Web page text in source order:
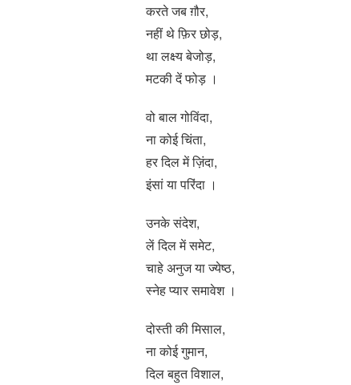
करते जब ग़ौर,
नहीं थे फ़िर छोड़,
था लक्ष्य बेजोड़,
मटकी दें फोड़ ।
वो बाल गोविंदा,
ना कोई चिंता,
हर दिल में ज़िंदा,
इंसां या परिंदा ।
उनके संदेश,
लें दिल में समेट,
चाहे अनुज या ज्येष्ठ,
स्नेह प्यार समावेश ।
दोस्ती की मिसाल,
ना कोई गुमान,
दिल बहुत विशाल,